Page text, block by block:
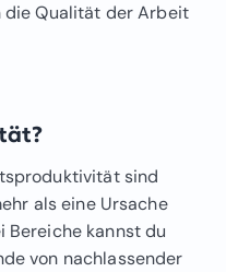
die Qualität der Arbeit
sind
als eine Ursache
Bereiche kannst du
von nachlassender